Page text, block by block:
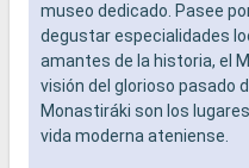
museo dedicado. Pasee
degustar especialidades
amantes de la historia, el
visión del glorioso pasado
Monastiráki son los
vida moderna ateniense.